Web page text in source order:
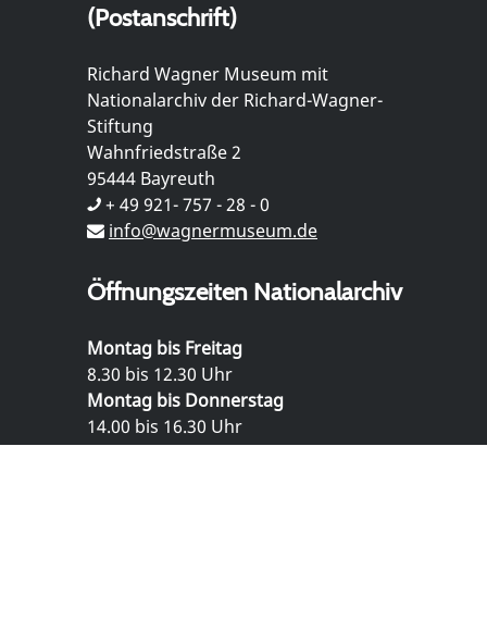
(Postanschrift)
Richard Wagner Museum mit
Nationalarchiv der Richard-Wagner-
Stiftung
Wahnfriedstraße 2
95444 Bayreuth
+ 49 921- 757 - 28 - 0
info@wagnermuseum.de
Öffnungszeiten Nationalarchiv
Montag bis Freitag
8.30 bis 12.30 Uhr
Montag bis Donnerstag
14.00 bis 16.30 Uhr